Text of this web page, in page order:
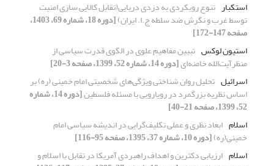
استکبار تنوع رویکردی به دزدی دریایی(تقابل کالایی سازی امنیت
توسط غرب و نگرش ضد سلطه ج.ا. ایران) [دوره 18، شماره 69، 1403،
صفحه 147-172]
استیون لوکس تبیین مفاهیم علوی در الگوی قدرت سیاسی از
منظرآیت‌الله خامنه‌ای[دوره 14، شماره 52، 1399، صفحه 3-20]
اسرائیل تحلیل روان شناختی ویژگی‌های شخصیتی امام خمینی (ره) بر
اساس نظریه بزرگمرد در رویارویی با مسئله فلسطین [دوره 14، شماره
52، 1399، صفحه 21-40]
اسلام ابعاد نظری و عملی تکلیف‌گرایی در اندیشه سیاسی امام
خمینی(ره)[دوره 10، شماره 37، 1395، صفحه 95-116]
اسلام ارزیابی دکترین و اهداف راهبردی آمریکا در تقابل با اسلام و